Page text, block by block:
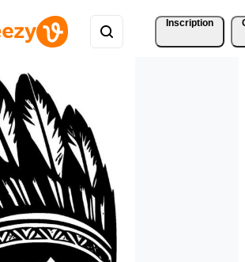
Inscription